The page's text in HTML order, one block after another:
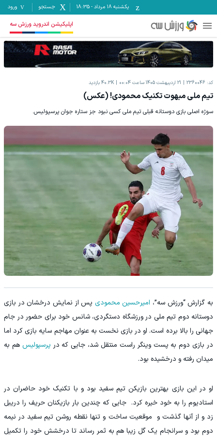
یکشنبه ۱۸ مرداد -
18:35 جستجو ورود
اپلیکیشن اندروید ورزش سه
کد: 2360046 21 اردیبهشت 1405 ساعت 00:04 40.3K بازدید
تیم ملی مبهوت تکنیک محمودی! (عکس)
سوژه اصلی بازی دوستانه قبلی تیم ملی کسی نبود جز ستاره جوان پرسپولیس.
به گزارش “ورزش سه”، امیرحسین محمودی پس از نمایش درخشان در بازی
دوستانه دوم تیم ملی در ورزشگاه دستگردی، شانس خود برای حضور در جام
جهانی را بالا برده است. او در بازی نخست به عنوان مهاجم سایه بازی کرد اما
در بازی دوم به پست وینگر راست منتقل شد، جایی که در پرسپولیس هم به
میدان رفته و درخشیده بود.
او در این بازی بهترین بازیکن تیم سفید بود و با تکنیک خود حاضران در
استادیوم را به خود خیره کرد. جایی که چندین بار بازیکنان حریف را دریبل
زد و از آنها گذشت و موقعیت ساخت و تنها نقطه روشن تیم سفید در نیمه
دوم بود و سرانجام یک گل زیبا هم به ثمر رساند تا درخشش خود را تکمیل